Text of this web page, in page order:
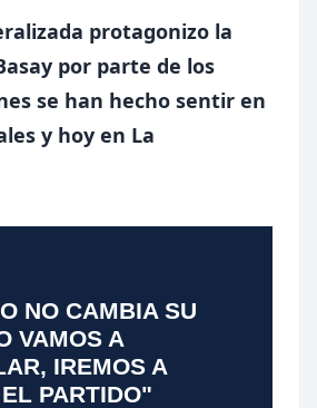
protagonizo la
por parte de los
se han hecho sentir en
y hoy en La
NO CAMBIA SU
VAMOS A
IREMOS A
PARTIDO"